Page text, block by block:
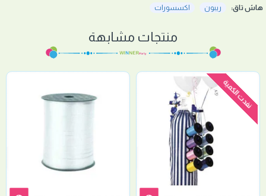
هاش تاق: ريبون اكسسورات
منتجات مشابهة
نفدت الكمية